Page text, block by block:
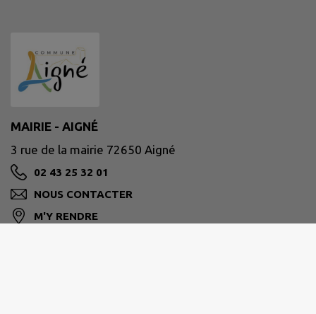
MAIRIE - AIGNÉ
3 rue de la mairie 72650 Aigné
02 43 25 32 01
NOUS CONTACTER
M'Y RENDRE